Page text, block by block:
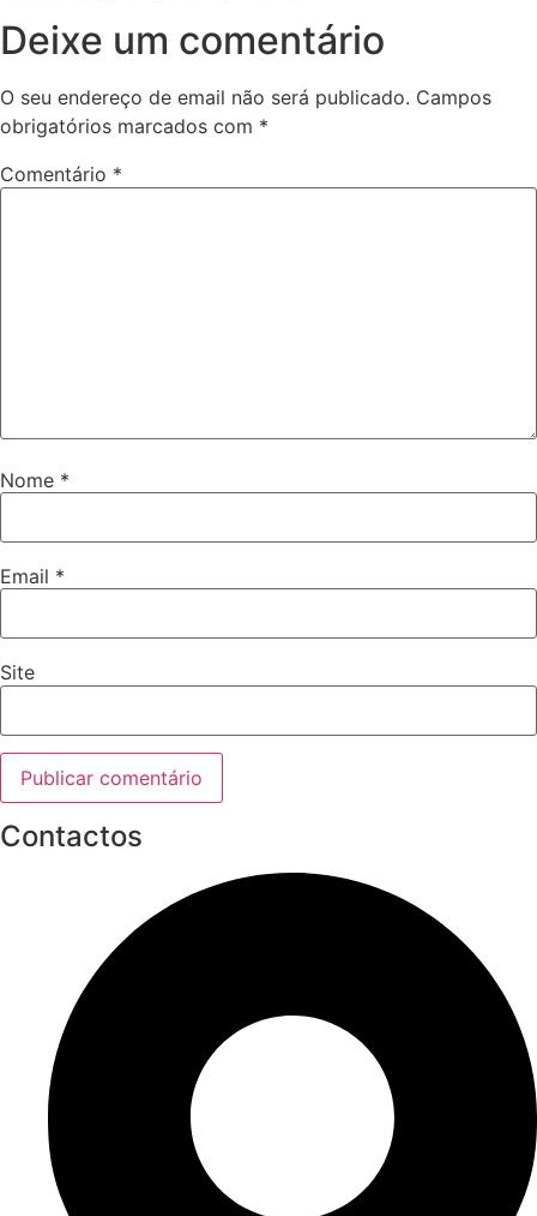
Deixe um comentário
O seu endereço de email não será publicado. Campos
obrigatórios marcados com *
Comentário *
Nome *
Email *
Site
Contactos